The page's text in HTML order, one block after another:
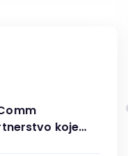
koje